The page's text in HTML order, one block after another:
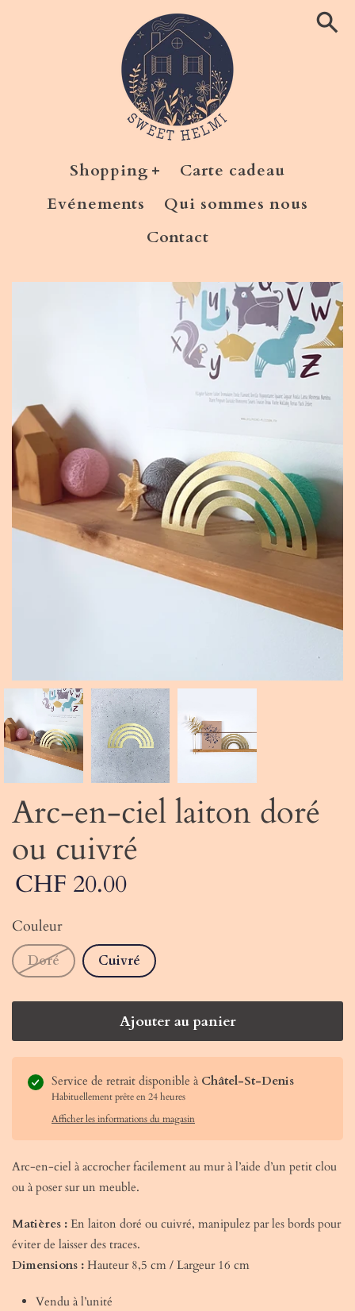
Shopping
Carte cadeau
Evénements
Qui sommes nous
Contact
Arc-en-ciel laiton doré
ou cuivré
CHF 20.00
Couleur
Doré Cuivré
Ajouter au panier
Service de retrait disponible à Châtel-St-Denis
Habituellement prête en 24 heures
Afficher les informations du magasin
Arc-en-ciel à accrocher facilement au mur à l’aide d’un petit clou
ou à poser sur un meuble.
Matières : En laiton doré ou cuivré, manipulez par les bords pour
éviter de laisser des traces.
Dimensions : Hauteur 8,5 cm / Largeur 16 cm
Vendu à l’unité